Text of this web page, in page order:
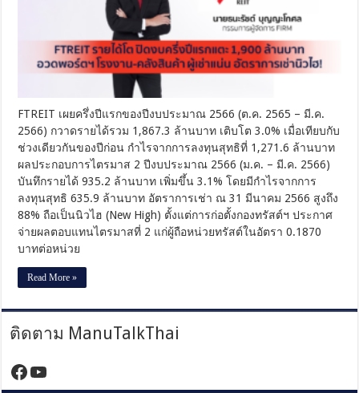
ครึ่ง
แรก
แตะ
1,900
อวด
พอร์ตฯ
โรงงาน-
คลัง
สินค้า
เช่า
แน่น
อัตรา
FTREIT เผยครึ่งปีแรกของปีงบประมาณ 2566 (ต.ค. 2565 – มี.ค.
2566) กวาดรายได้รวม 1,867.3 ล้านบาท เติบโต 3.0% เมื่อเทียบกับ
ช่วงเดียวกันของปีก่อน กำไรจากการลงทุนสุทธิที่ 1,271.6 ล้านบาท
ผลประกอบการไตรมาส 2 ปีงบประมาณ 2566 (ม.ค. – มี.ค. 2566)
บันทึกรายได้ 935.2 ล้านบาท เพิ่มขึ้น 3.1% โดยมีกำไรจากการ
ลงทุนสุทธิ 635.9 ล้านบาท อัตราการเช่า ณ 31 มีนาคม 2566 สูงถึง
88% ถือเป็นนิวไฮ (New High) ตั้งแต่การก่อตั้งกองทรัสต์ฯ ประกาศ
จ่ายผลตอบแทนไตรมาสที่ 2 แก่ผู้ถือหน่วยทรัสต์ในอัตรา 0.1870
บาทต่อหน่วย
Read More »
ติดตาม ManuTalkThai
https://www.facebook.com/
YouTube